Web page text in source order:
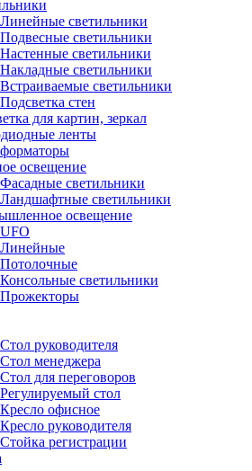
Линейные светильники
Подвесные светильники
Настенные светильники
Накладные светильники
Встраиваемые светильники
Подсветка стен
для картин, зеркал
ленты
освещение
Фасадные светильники
Ландшафтные светильники
освещение
UFO
Линейные
Потолочные
Консольные светильники
Прожекторы
Стол руководителя
Стол менеджера
Стол для переговоров
Регулируемый стол
Кресло офисное
Кресло руководителя
Стойка регистрации